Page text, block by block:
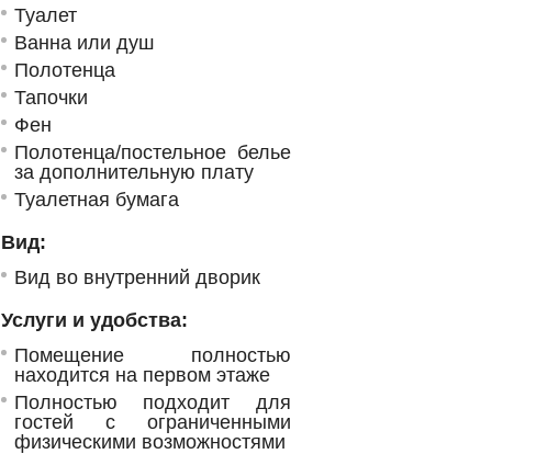
Туалет
Ванна или душ
Полотенца
Тапочки
Фен
Полотенца/постельное белье
за дополнительную плату
Туалетная бумага
Вид:
Вид во внутренний дворик
Услуги и удобства: ​
Помещение полностью
находится на первом этаже
Полностью подходит для
гостей с ограниченными
физическими возможностями